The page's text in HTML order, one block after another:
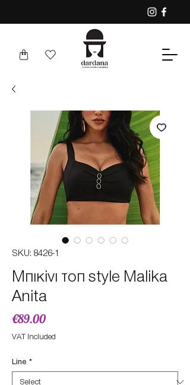
SKU: 8426-1
Μπικiνι τοπ style Malika
Anita
€89.00Price
VAT Included
Line *